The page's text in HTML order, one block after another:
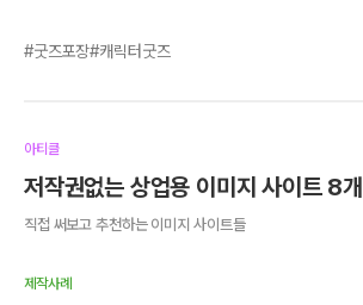
굿즈포장 캐릭터굿즈
아티클
저작권없는 상업용 이미지 사이트 8
직접 써보고 추천하는 이미지 사이트들
제작사례